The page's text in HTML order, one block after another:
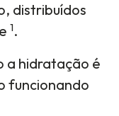
distribuídos
1.
a hidratação é
funcionando